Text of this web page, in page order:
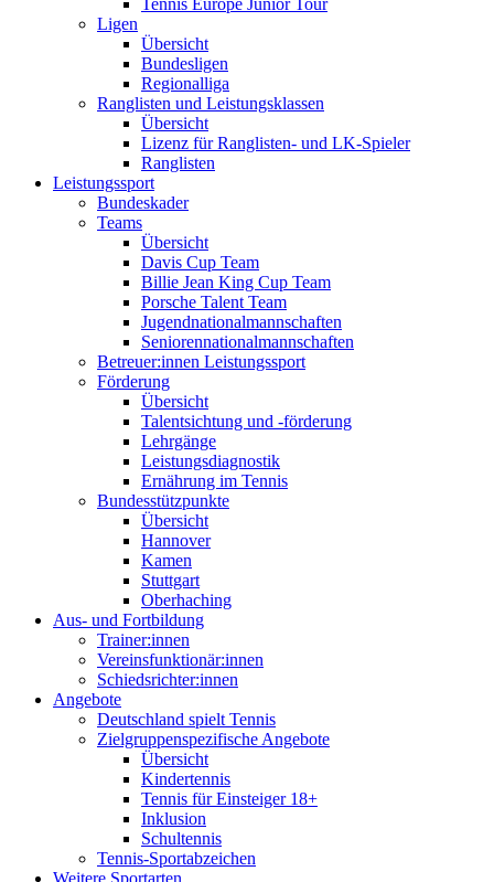
Tennis Europe Junior Tour
Ligen
Übersicht
Bundesligen
Regionalliga
Ranglisten und Leistungsklassen
Übersicht
Lizenz für Ranglisten- und LK-Spieler
Ranglisten
Leistungssport
Bundeskader
Teams
Übersicht
Davis Cup Team
Billie Jean King Cup Team
Porsche Talent Team
Jugendnationalmannschaften
Seniorennationalmannschaften
Betreuer:innen Leistungssport
Förderung
Übersicht
Talentsichtung und -förderung
Lehrgänge
Leistungsdiagnostik
Ernährung im Tennis
Bundesstützpunkte
Übersicht
Hannover
Kamen
Stuttgart
Oberhaching
Aus- und Fortbildung
Trainer:innen
Vereinsfunktionär:innen
Schiedsrichter:innen
Angebote
Deutschland spielt Tennis
Zielgruppenspezifische Angebote
Übersicht
Kindertennis
Tennis für Einsteiger 18+
Inklusion
Schultennis
Tennis-Sportabzeichen
Weitere Sportarten